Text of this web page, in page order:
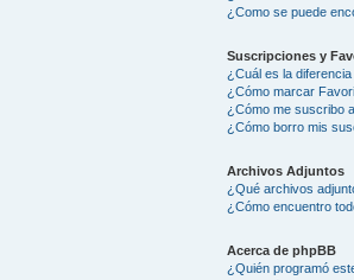
¿Como se puede
Suscripciones y
¿Cuál es la
¿Cómo marcar
¿Cómo me suscribo
¿Cómo borro mis
Archivos Adjuntos
¿Qué archivos
¿Cómo encuentro
Acerca de phpBB
¿Quién programó